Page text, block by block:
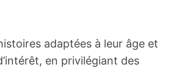
adaptées à leur âge et
en privilégiant des